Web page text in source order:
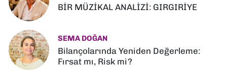
BİR MÜZİKAL ANALİZİ: GIRGIRİYE
SEMA DOĞAN
Bilançolarında Yeniden Değerleme:
Fırsat mı, Risk mi?